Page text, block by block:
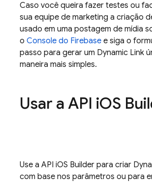
Caso você queira fazer testes ou
sua equipe de marketing a criação
usado em uma postagem de mídia
o Console do Firebase e siga o
passo para gerar um Dynamic Link
maneira mais simples.
Usar a API iOS
Use a API iOS Builder para criar
com base nos parâmetros ou para